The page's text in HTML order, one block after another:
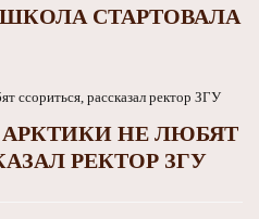
СТАРТОВАЛА
НЕ ЛЮБЯТ
РЕКТОР ЗГУ